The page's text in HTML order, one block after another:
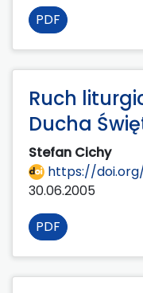
PDF
Ruch
Ducha
Stefan Cichy
https://doi.org/
30.06.2005
PDF